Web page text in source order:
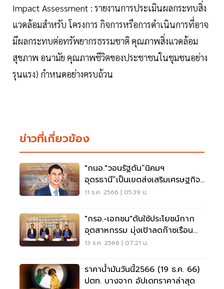
Impact Assessment : รายงานการประเมินผลกระทบสิ่ง
แวดล้อมสำหรับ โครงการ กิจการหรือการดำเนินการที่อาจ
มีผลกระทบต่อทรัพยากรธรรมชาติ คุณภาพสิ่งแวดล้อม
สุขภาพ อนามัย คุณภาพชีวิตของประชาชนในชุมชนอย่าง
รุนแรง) กำหนดอย่างครบถ้วน
ข่าวที่เกี่ยวข้อง
"กนอ."วอนรัฐดัน“นิคมฯ
อุดรธานี”เป็นเขตส่งเสริมเศรษฐกิจ
พิเศษ NeEC
11 ธ.ค. 2566 | 05:39 น.
"กรอ.-เอกชน"ดันใช้ประโยชน์กาก
อุตสาหกรรม มุ่งเป้าลดก๊าซเรือน
กระจก
13 ธ.ค. 2566 | 07:21 น.
ราคาน้ำมันวันนี้2566 (19 ธ.ค. 66)
ปตท. บางจาก อัปเดทราคาล่าสุด